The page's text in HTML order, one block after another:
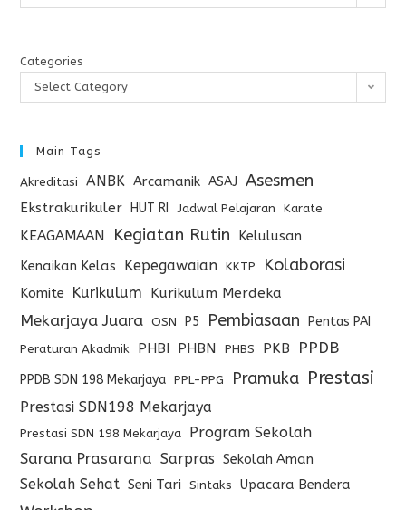
Categories
Select Category
Main Tags
Akreditasi ANBK Arcamanik ASAJ Asesmen
Ekstrakurikuler HUT RI Jadwal Pelajaran Karate
KEAGAMAAN Kegiatan Rutin
Kelulusan
Kenaikan Kelas
Kepegawaian KKTP Kolaborasi
Komite Kurikulum Kurikulum Merdeka
Mekarjaya Juara OSN P5 Pembiasaan Pentas PAI
Peraturan Akadmik PHBI PHBN PHBS PKB PPDB
PPDB SDN 198 Mekarjaya PPL-PPG Pramuka Prestasi
Prestasi SDN198 Mekarjaya
Prestasi SDN 198 Mekarjaya
Program Sekolah
Sarana Prasarana Sarpras Sekolah Aman
Sekolah Sehat Seni Tari Sintaks Upacara Bendera